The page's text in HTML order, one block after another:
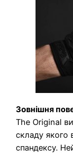
Зовнішня
The Original
складу якого
спандексу.